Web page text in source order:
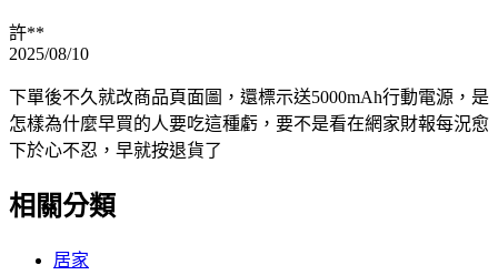
許**
2025/08/10
下單後不久就改商品頁面圖，還標示送5000mAh行動電源，是
怎樣為什麼早買的人要吃這種虧，要不是看在網家財報每況愈
下於心不忍，早就按退貨了
相關分類
居家